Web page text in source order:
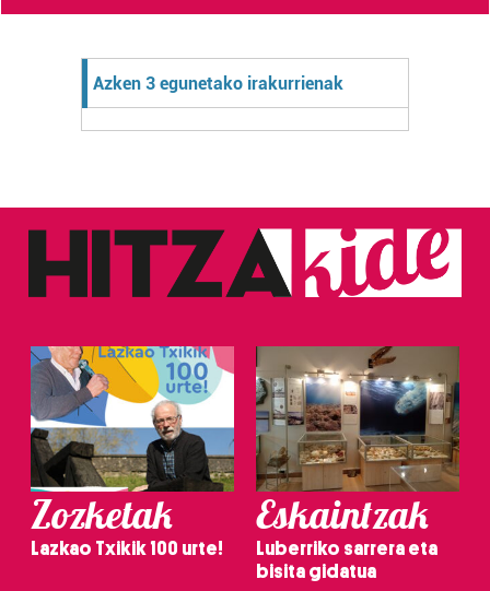
Azken 3 egunetako irakurrienak
Zozketak
Lazkao Txikik 100 urte!
Eskaintzak
Luberriko sarrera eta
bisita gidatua